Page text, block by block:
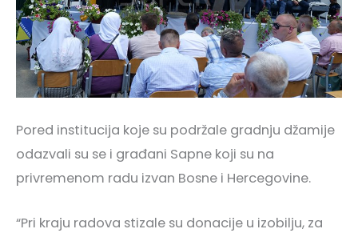
Pored institucija koje su podržale gradnju džamije
odazvali su se i građani Sapne koji su na
privremenom radu izvan Bosne i Hercegovine.
“Pri kraju radova stizale su donacije u izobilju, za